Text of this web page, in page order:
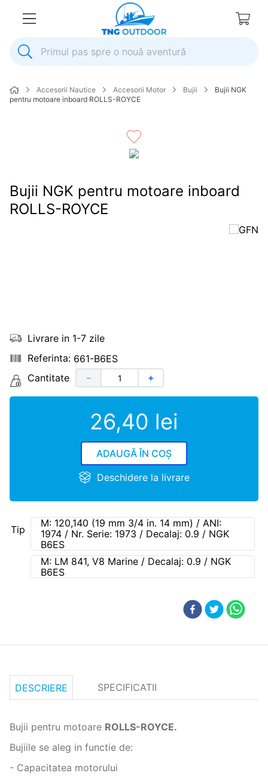
Primul pas spre o nouă aventură
2.
elice
7.
biminitop
Accesorii Nautice Accesorii Motor Bujii
Bujii NGK
pentru motoare inboard ROLLS-ROYCE
Bujii NGK pentru motoare inboard
ROLLS-ROYCE
Livrare in 1-7 zile
661-B6ES
Cantitate
＋
－
26,40 lei
ADAUGĂ ÎN COȘ
Deschidere la livrare
Tip
M: 120,140 (19 mm 3/4 in. 14 mm) / ANI:
1974 / Nr. Serie: 1973 / Decalaj: 0.9 / NGK
B6ES
M: LM 841, V8 Marine / Decalaj: 0.9 / NGK
B6ES
DESCRIERE SPECIFICATII
Bujii pentru motoare ROLLS-ROYCE.
Bujiile se aleg in functie de:
- Capacitatea motorului